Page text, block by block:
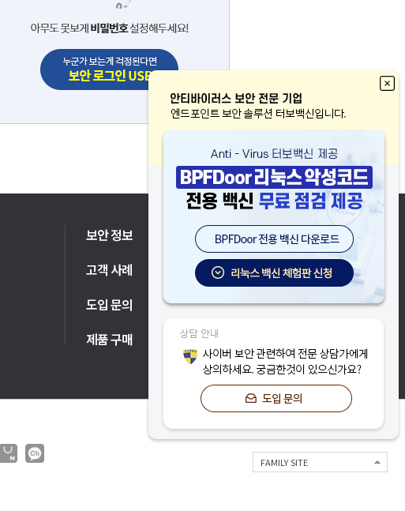
보안 정보
고객 사례
도입 문의
제품 구매
고객 지원
파트너
FAMILY SITE